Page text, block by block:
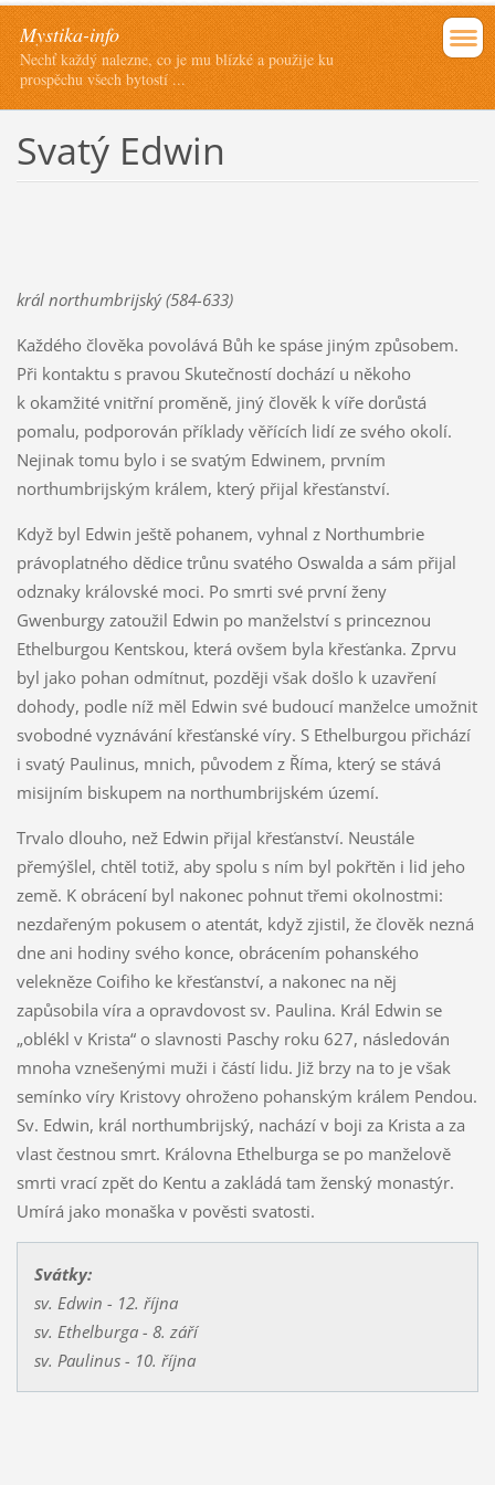
Mystika-info
Nechť každý nalezne, co je mu blízké a použije ku
prospěchu všech bytostí ...
Svatý Edwin
král northumbrijský (584-633)
Každého člověka povolává Bůh ke spáse jiným způsobem.
Při kontaktu s pravou Skutečností dochází u někoho
k okamžité vnitřní proměně, jiný člověk k víře dorůstá
pomalu, podporován příklady věřících lidí ze svého okolí.
Nejinak tomu bylo i se svatým Edwinem, prvním
northumbrijským králem, který přijal křesťanství.
Když byl Edwin ještě pohanem, vyhnal z Northumbrie
právoplatného dědice trůnu svatého Oswalda a sám přijal
odznaky královské moci. Po smrti své první ženy
Gwenburgy zatoužil Edwin po manželství s princeznou
Ethelburgou Kentskou, která ovšem byla křesťanka. Zprvu
byl jako pohan odmítnut, později však došlo k uzavření
dohody, podle níž měl Edwin své budoucí manželce umožnit
svobodné vyznávání křesťanské víry. S Ethelburgou přichází
i svatý Paulinus, mnich, původem z Říma, který se stává
misijním biskupem na northumbrijském území.
Trvalo dlouho, než Edwin přijal křesťanství. Neustále
přemýšlel, chtěl totiž, aby spolu s ním byl pokřtěn i lid jeho
země. K obrácení byl nakonec pohnut třemi okolnostmi:
nezdařeným pokusem o atentát, když zjistil, že člověk nezná
dne ani hodiny svého konce, obrácením pohanského
velekněze Coifiho ke křesťanství, a nakonec na něj
zapůsobila víra a opravdovost sv. Paulina. Král Edwin se
„oblékl v Krista“ o slavnosti Paschy roku 627, následován
mnoha vznešenými muži i částí lidu. Již brzy na to je však
semínko víry Kristovy ohroženo pohanským králem Pendou.
Sv. Edwin, král northumbrijský, nachází v boji za Krista a za
vlast čestnou smrt. Královna Ethelburga se po manželově
smrti vrací zpět do Kentu a zakládá tam ženský monastýr.
Umírá jako monaška v pověsti svatosti.
Svátky:
sv. Edwin - 12. října
sv. Ethelburga - 8. září
sv. Paulinus - 10. října